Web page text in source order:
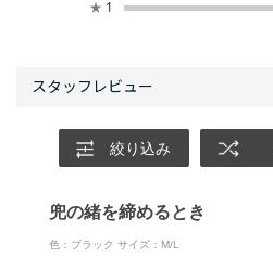
★ 1
絞り込み
兜の緒を締めるとき
色：ブラック サイズ：M/L